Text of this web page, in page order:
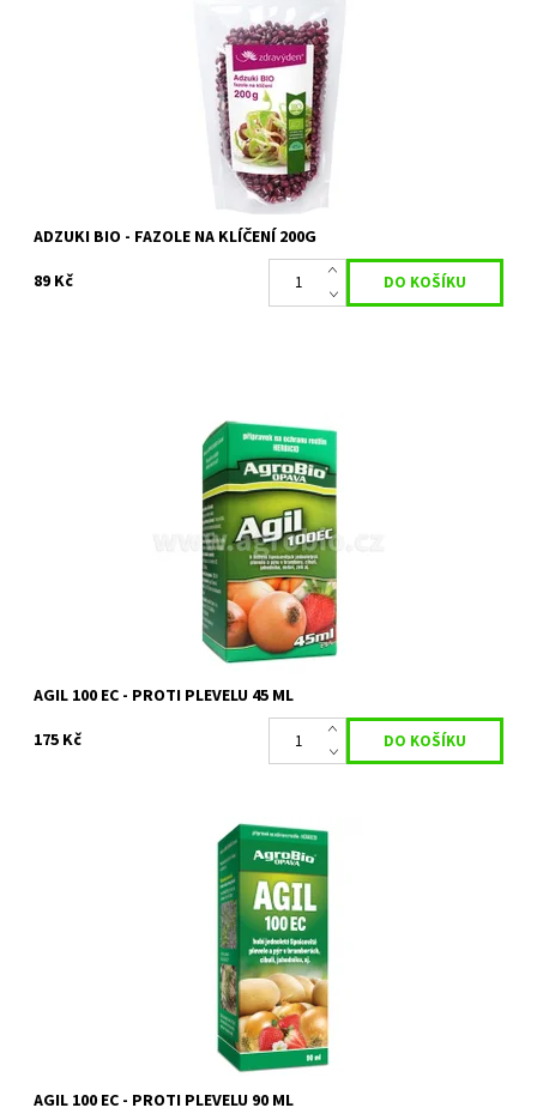
kvalitní luštěninou vhodnou k přímé konzumaci nebo jako přísada
Skladem 2 ks
ZDRAVÝ DEN
ADZUKI BIO - FAZOLE NA KLÍČENÍ 200G
89 Kč
Selektivní herbicid k hubení jednoděložných plevelů a pýru
Skladem 1 ks
AGROBIO s.r.o.
AGIL 100 EC - PROTI PLEVELU 45 ML
175 Kč
Selektivní herbicid k hubení jednoděložných plevelů a pýru
Na objednání, skladem do 3 dnů
AGROBIO s.r.o.
AGIL 100 EC - PROTI PLEVELU 90 ML